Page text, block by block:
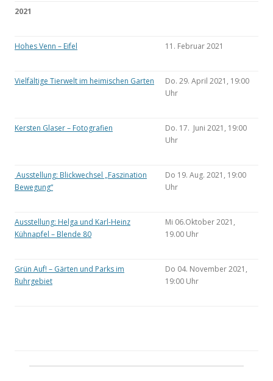
2021
Hohes Venn – Eifel 11. Februar 2021
Vielfältige Tierwelt im heimischen Garten
Do. 29. April 2021, 19:00
Uhr
Kersten Glaser – Fotografien
Do. 17. Juni 2021, 19:00
Uhr
Ausstellung: Blickwechsel „Faszination
Bewegung“
Do 19. Aug. 2021, 19:00
Uhr
Ausstellung: Helga und Karl-Heinz
Kühnapfel – Blende 80
Mi 06.Oktober 2021,
19.00 Uhr
Grün Auf! – Gärten und Parks im
Ruhrgebiet
Do 04. November 2021,
19:00 Uhr